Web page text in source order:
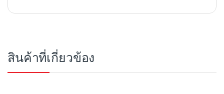
สินค้าที่เกี่ยวข้อง